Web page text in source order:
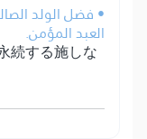
• فضل الولد
العبد المؤمن.
続する施しな